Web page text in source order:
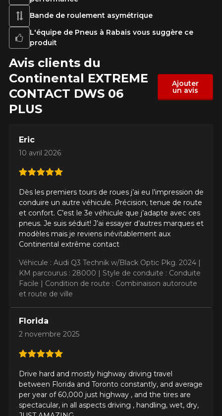
Bande de roulement asymétrique
L'équipe de Pneus à Rabais vous suggère ce
produit
Avis clients du
Continental EXTREME​
CONTACT DWS 06
PLUS
Ajouter
un avis
Eric
10 avril 2026
Dès les premiers tours de roues j’ai eu l’impression de
conduire un autre véhicule. Précision, tenue de route
et confort. C’est le 3e véhicule que j’adapte avec ces
pneus. Je suis séduit! J’ai essayer d’autres marques et
modèles mais je reviens inévitablement aux
Continental extrême contact
Véhicule : Audi Q3 Technik w/Black Optic Pkg. 2024 |
KM parcourus : 28000 | Style de conduite : Conduite
Facile | Condition de route : Combinaison autoroute
et route de ville
Florida
2 novembre 2025
Drive hard and mostly highway driving travel
between Florida and Toronto constantly, and average
per year of 60,000 just highway , and the tires are
spectacular, in all aspects driving , handling, wet, dry,